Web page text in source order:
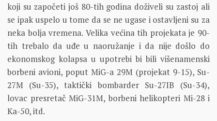
koji su započeti još 80-tih godina doživeli su zastoj ali
se ipak uspelo u tome da se ne ugase i ostavljeni su za
neka bolja vremena. Velika većina tih projekata je 90-
tih trebalo da uđe u naoružanje i da nije došlo do
ekonomskog kolapsa u upotrebi bi bili višenamenski
borbeni avioni, poput MiG-a 29M (projekat 9-15), Su-
27M (Su-35), taktički bombarder Su-27IB (Su-34),
lovac presretač MiG-31M, borbeni helikopteri Mi-28 i
Ka-50, itd.